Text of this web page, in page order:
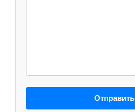
Отправить